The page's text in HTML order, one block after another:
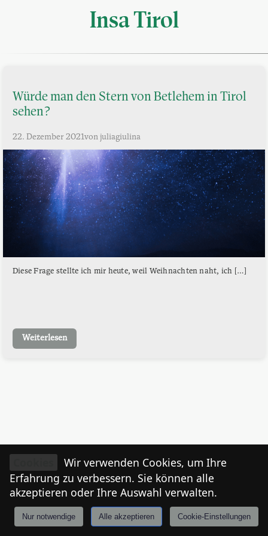
Insa Tirol
Würde man den Stern von Betlehem in Tirol
sehen?
22. Dezember 2021von juliagiulina
Diese Frage stellte ich mir heute, weil Weihnachten naht, ich […]
Weiterlesen
Anmelden Tiroler
Wir verwenden Cookies, um Ihre
Erfahrung zu verbessern. Sie können alle
akzeptieren oder Ihre Auswahl verwalten.
Nur notwendige Alle akzeptieren Cookie-Einstellungen